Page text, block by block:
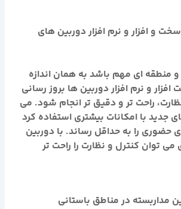
و افزار و نرم افزار دوربین های
منطقه ای مهم باشد به همان اندازه
و نرم افزار دوربین ها بروز رسانی
راحت تر و دقیق تر انجام شود. می
جدید با امکانات بیشتری استفاده کرد
حضوری را به حداقل رساند. با دوربین
می توان کنترل و نظارت را راحت تر
مداربسته در مناطق باستانی